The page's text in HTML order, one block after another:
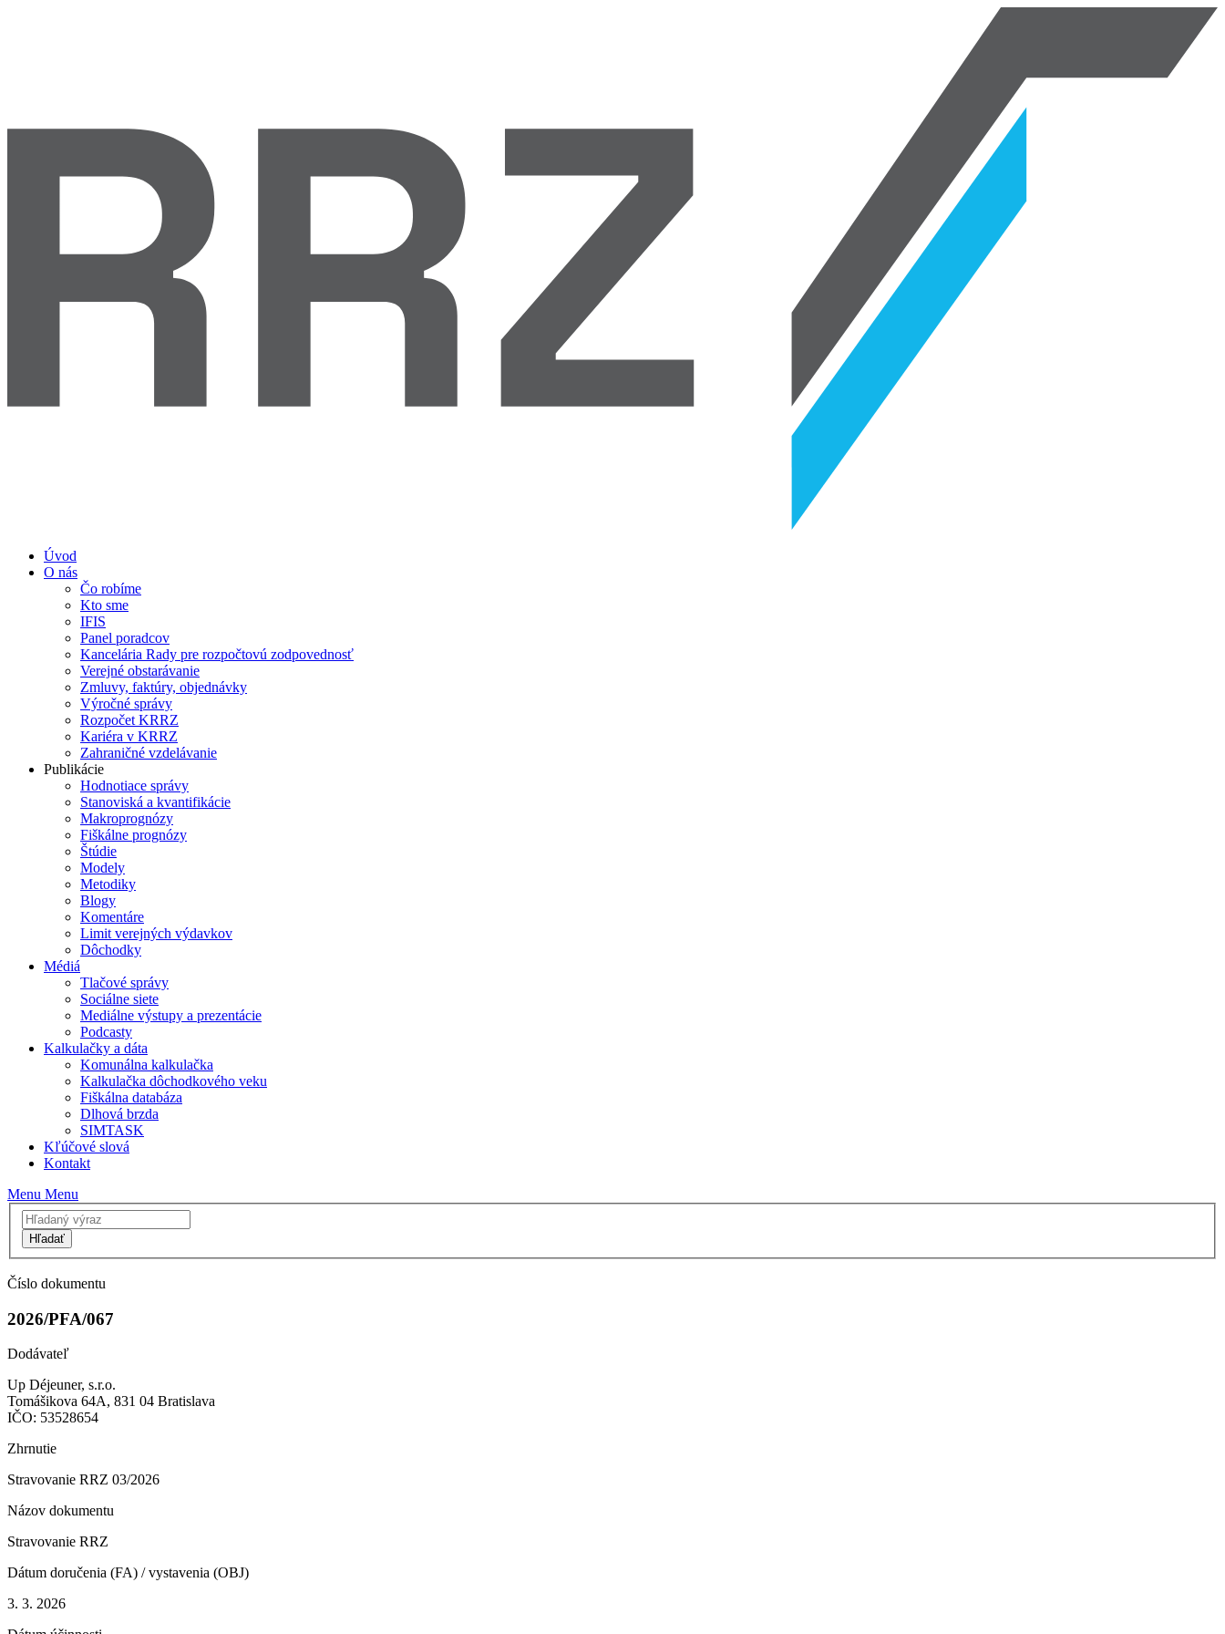
Úvod
O nás
Čo robíme
Kto sme
IFIS
Panel poradcov
Kancelária Rady pre rozpočtovú zodpovednosť
Verejné obstarávanie
Zmluvy, faktúry, objednávky
Výročné správy
Rozpočet KRRZ
Kariéra v KRRZ
Zahraničné vzdelávanie
Publikácie
Hodnotiace správy
Stanoviská a kvantifikácie
Makroprognózy
Fiškálne prognózy
Štúdie
Modely
Metodiky
Blogy
Komentáre
Limit verejných výdavkov
Dôchodky
Médiá
Tlačové správy
Sociálne siete
Mediálne výstupy a prezentácie
Podcasty
Kalkulačky a dáta
Komunálna kalkulačka
Kalkulačka dôchodkového veku
Fiškálna databáza
Dlhová brzda
SIMTASK
Kľúčové slová
Kontakt
Menu Menu
Hľadať
Číslo dokumentu
2026/PFA/067
Dodávateľ
Up Déjeuner, s.r.o.
Tomášikova 64A, 831 04 Bratislava
IČO: 53528654
Zhrnutie
Stravovanie RRZ 03/2026
Názov dokumentu
Stravovanie RRZ
Dátum doručenia (FA) / vystavenia (OBJ)
3. 3. 2026